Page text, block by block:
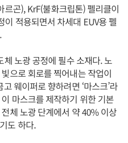
르곤), KrF(불화크립톤) 펠리클이
이 적용되면서 차세대 EUV용 펠
노광 공정에 필수 소재다. 노
으로 회로를 찍어내는 작업이
웨이퍼로 향하려면 ‘마스크’라
마스크를 제작하기 위한 기본
체 노광 단계에서 약 40% 이상
도 하다.